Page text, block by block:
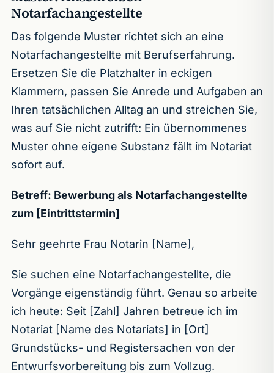
Notarfachangestellte
Das folgende Muster richtet sich an eine
Notarfachangestellte mit Berufserfahrung.
Ersetzen Sie die Platzhalter in eckigen
Klammern, passen Sie Anrede und Aufgaben an
Ihren tatsächlichen Alltag an und streichen Sie,
was auf Sie nicht zutrifft: Ein übernommenes
Muster ohne eigene Substanz fällt im Notariat
sofort auf.
Betreff: Bewerbung als Notarfachangestellte
zum [Eintrittstermin]
Sehr geehrte Frau Notarin [Name],
Sie suchen eine Notarfachangestellte, die
Vorgänge eigenständig führt. Genau so arbeite
ich heute: Seit [Zahl] Jahren betreue ich im
Notariat [Name des Notariats] in [Ort]
Grundstücks- und Registersachen von der
Entwurfsvorbereitung bis zum Vollzug.